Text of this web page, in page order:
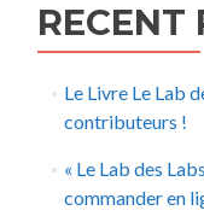
RECENT
Le Livre Le Lab
contributeurs !
« Le Lab des
commander en